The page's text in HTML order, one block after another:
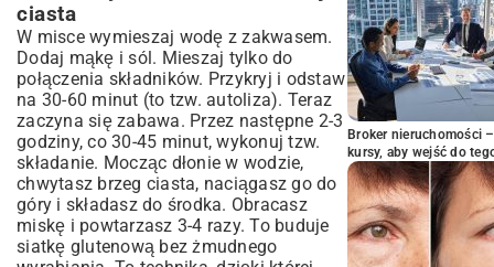
ciasta
W misce wymieszaj wodę z zakwasem.
Dodaj mąkę i sól. Mieszaj tylko do
połączenia składników. Przykryj i odstaw
na 30-60 minut (to tzw. autoliza). Teraz
zaczyna się zabawa. Przez następne 2-3
godziny, co 30-45 minut, wykonuj tzw.
składanie. Mocząc dłonie w wodzie,
chwytasz brzeg ciasta, naciągasz go do
góry i składasz do środka. Obracasz
miskę i powtarzasz 3-4 razy. To buduje
siatkę glutenową bez żmudnego
Broker nieruchomości
kursy, aby wejść do